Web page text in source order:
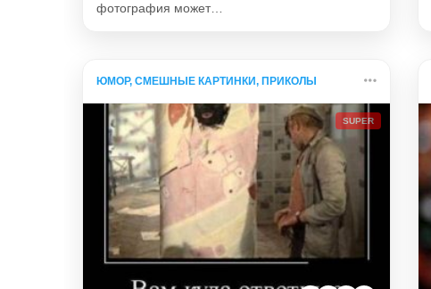
фотография может…
ЮМОР, СМЕШНЫЕ КАРТИНКИ, ПРИКОЛЫ
SUPER